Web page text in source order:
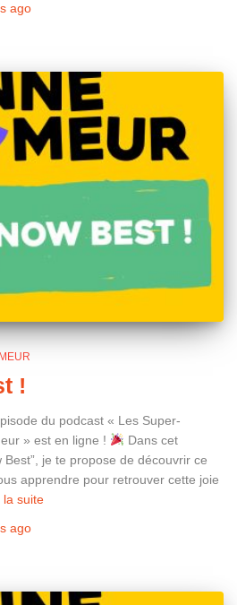
ago
!
du podcast « Les Super-
» est en ligne !
Dans cet
Best”, je te propose de découvrir ce
apprendre pour retrouver cette joie
la suite
ago